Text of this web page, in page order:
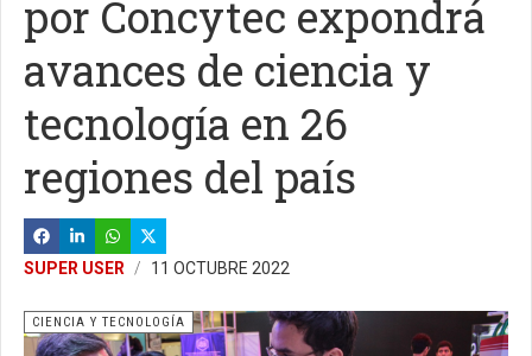
por Concytec expondrá
avances de ciencia y
tecnología en 26
regiones del país
SUPER USER 11 OCTUBRE 2022
CIENCIA Y TECNOLOGÍA